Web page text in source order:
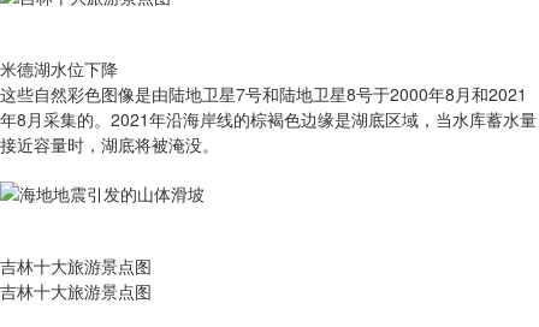
米德湖水位下降
这些自然彩色图像是由陆地卫星7号和陆地卫星8号于2000年8月和2021
年8月采集的。2021年沿海岸线的棕褐色边缘是湖底区域，当水库蓄水量
接近容量时，湖底将被淹没。
吉林十大旅游景点图
吉林十大旅游景点图